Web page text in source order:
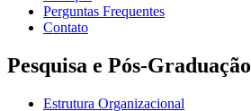
Perguntas Frequentes
Contato
Pesquisa e Pós-Graduação
Estrutura Organizacional